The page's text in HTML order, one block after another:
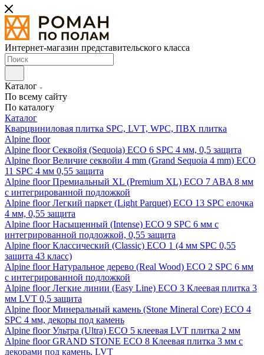
Интернет-магазин представительского класса
Каталог
По всему сайту
По каталогу
Каталог
Кварцвиниловая плитка SPC, LVT, WPC, ПВХ плитка
Alpine floor
Alpine floor Секвойя (Sequoia) ECO 6 SPC 4 мм, 0,5 защита
Alpine floor Величие секвойи 4 mm (Grand Sequoia 4 mm) ECO
11 SPC 4 мм 0,55 защита
Alpine floor Премиальный XL (Premium XL) ECO 7 ABA 8 мм
с интегрированной подложкой
Alpine floor Легкий паркет (Light Parquet) ECO 13 SPC елочка
4 мм, 0,55 защита
Alpine floor Насыщенный (Intense) ECO 9 SPC 6 мм с
интегрированной подложкой, 0,55 защита
Alpine floor Классический (Classic) ECO 1 (4 мм SPC 0,55
защита 43 класс)
Alpine floor Натуральное дерево (Real Wood) ECO 2 SPC 6 мм
с интегрированной подложкой
Alpine floor Легкие линии (Easy Line) ECO 3 Клеевая плитка 3
мм LVT 0,5 защита
Alpine floor Минеральный камень (Stone Mineral Core) ECO 4
SPC 4 мм, декоры под камень
Alpine floor Ультра (Ultra) ECO 5 клеевая LVT плитка 2 мм
Alpine floor GRAND STONE ECO 8 Клеевая плитка 3 мм с
декорами под камень, LVT